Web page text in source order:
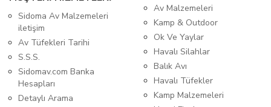
Sidoma Av Malzemeleri
iletişim
Av Tüfekleri Tarihi
S.S.S.
Sidomav.com Banka
Hesapları
Detaylı Arama
Av Malzemeleri
Kamp & Outdoor
Ok Ve Yaylar
Havalı Silahlar
Balık Avı
Havalı Tüfekler
Kamp Malzemeleri